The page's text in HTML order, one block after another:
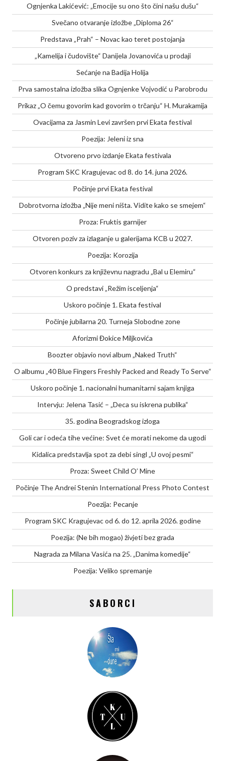
Ognjenka Lakićević: „Emocije su ono što čini našu dušu“
Svečano otvaranje izložbe „Diploma 26“
Predstava „Prah“ – Novac kao teret postojanja
„Kamelija i čudovište“ Danijela Jovanovića u prodaji
Sećanje na Badija Holija
Prva samostalna izložba slika Ognjenke Vojvodić u Parobrodu
Prikaz „O čemu govorim kad govorim o trčanju“ H. Murakamija
Ovacijama za Jasmin Levi završen prvi Ekata festival
Poezija: Jeleni iz sna
Otvoreno prvo izdanje Ekata festivala
Program SKC Kragujevac od 8. do 14. juna 2026.
Počinje prvi Ekata festival
Dobrotvorna izložba „Nije meni ništa. Vidite kako se smejem“
Proza: Fruktis garnijer
Otvoren poziv za izlaganje u galerijama KCB u 2027.
Poezija: Korozija
Otvoren konkurs za književnu nagradu „Bal u Elemiru“
O predstavi „Režim isceljenja“
Uskoro počinje 1. Ekata festival
Počinje jubilarna 20. Turneja Slobodne zone
Aforizmi Đokice Miljkovića
Boozter objavio novi album „Naked Truth“
O albumu „40 Blue Fingers Freshly Packed and Ready To Serve“
Uskoro počinje 1. nacionalni humanitarni sajam knjiga
Intervju: Jelena Tasić – „Deca su iskrena publika“
35. godina Beogradskog izloga
Goli car i odeća tihe većine: Svet će morati nekome da ugodi
Kidalica predstavlja spot za debi singl „U ovoj pesmi“
Proza: Sweet Child O’ Mine
Počinje The Andrei Stenin International Press Photo Contest
Poezija: Pecanje
Program SKC Kragujevac od 6. do 12. aprila 2026. godine
Poezija: (Ne bih mogao) živjeti bez grada
Nagrada za Milana Vasića na 25. „Danima komedije“
Poezija: Veliko spremanje
SABORCI